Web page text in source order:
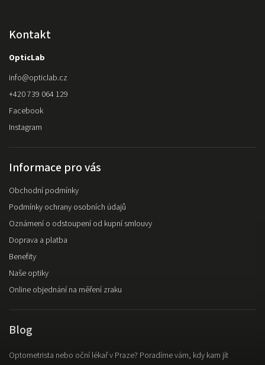
Kontakt
OpticLab
info@opticlab.cz
+420 739 064 129
Facebook
Instagram
Informace pro vás
Obchodní podmínky
Podmínky ochrany osobních údajů
Oznámení o odstoupení od kupní smlouvy
Doprava a platba
Benefity
Naše optiky
Online objednání na měření zraku
Blog
Optometrista nebo oční lékař v Praze? Poradíme vám, kdy kam jít